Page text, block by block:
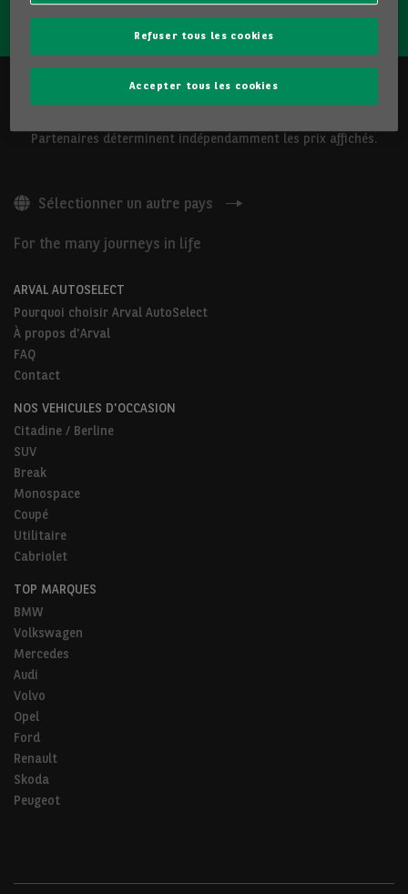
Les véhicules présentés ci-dessus sont proposés par Arval
Partenaires déterminent indépendamment les prix affichés.
Sélectionner un autre pays
For the many journeys in life
ARVAL AUTOSELECT
Pourquoi choisir Arval AutoSelect
À propos d'Arval
FAQ
Contact
NOS VEHICULES D'OCCASION
Citadine / Berline
SUV
Break
Monospace
Coupé
Utilitaire
Cabriolet
TOP MARQUES
BMW
Volkswagen
Mercedes
Audi
Volvo
Opel
Ford
Renault
Skoda
Peugeot
Refuser tous les cookies
Accepter tous les cookies